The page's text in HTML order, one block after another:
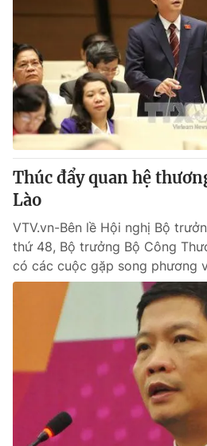
Thúc đẩy quan hệ
Lào
VTV.vn-Bên lề Hội nghị Bộ
thứ 48, Bộ trưởng Bộ Công
có các cuộc gặp song phương